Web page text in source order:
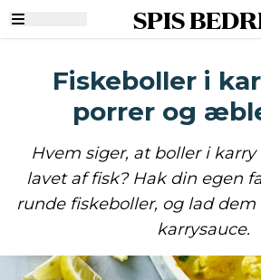
SPIS
Fiskeboller i
porrer og
Hvem siger, at boller i
lavet af fisk? Hak din egen
runde fiskeboller, og lad
karrysauce.